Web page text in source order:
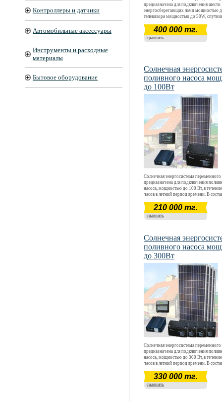
Контроллеры и датчики
Автомобильные аксессуары
Инструменты и расходные
материалы
Бытовое оборудование
предназначена для подключения шести
энергосберегающих ламп мощностью
телевизора мощностью до 50W,
Время автономной работы
восьми часов, в течение суток.
400 000 тг.
сравнить
Солнечная
поливного насоса
до 100Вт
Солнечная энергосистема переменного
предназначена для подключения
насоса, мощностью до 100 Вт, в
часов в летний период времени. В
встроенным зарядным устройством от
АС220В, предназначенный для
индуктивной нагрузки
210 000 тг.
сравнить
Солнечная
поливного насоса
до 300Вт
Солнечная энергосистема переменного
предназначена для подключения
насоса, мощностью до 300 Вт, в
часов в летний период времени. В
встроенным зарядным устройством от
АС220В, предназначенный для
индуктивной нагрузки
330 000 тг.
сравнить